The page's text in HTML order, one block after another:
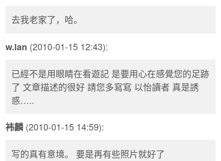
去我老家了，哈。
w.lan (2010-01-15 12:43):
已經不是用眼睛在看遊記 是要用心在感覺您的足跡
了 文章描述的很好 請您多寫寫 以怡讀者 真是誘
惑…..
袆麟(2010-01-15 14:59):
写的真有意境。 要是再有些照片就好了